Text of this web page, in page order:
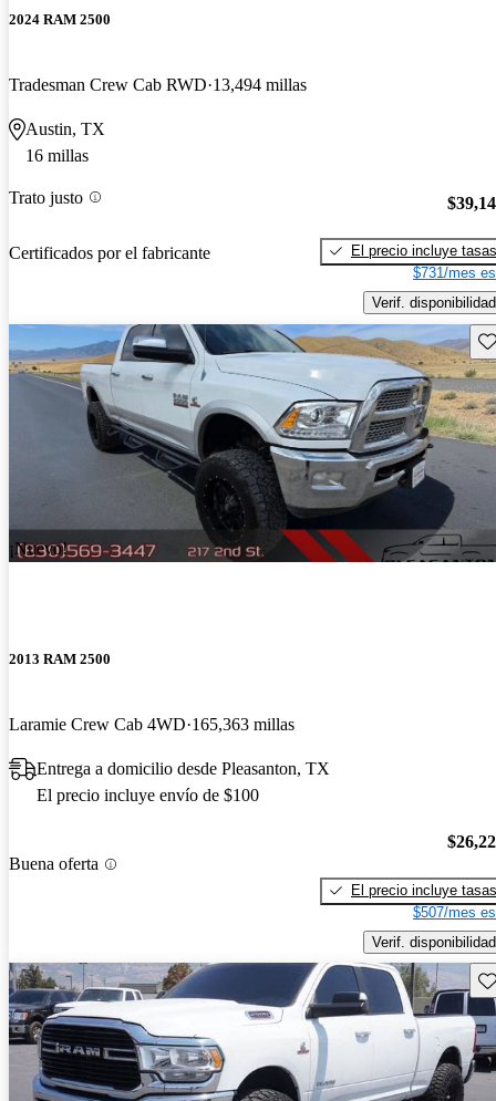
2024 RAM 2500
Tradesman Crew Cab RWD 13,494 millas
Austin, TX
16 millas
Trato justo
Certificados por el fabricante
El precio incluye tasas
$731/mes
Verif. disponibilidad
¡Nuevo!
2013 RAM 2500
Laramie Crew Cab 4WD 165,363 millas
Entrega a domicilio desde Pleasanton, TX
El precio incluye envío de $100
Buena oferta
El precio incluye tasas
$507/mes
Verif. disponibilidad